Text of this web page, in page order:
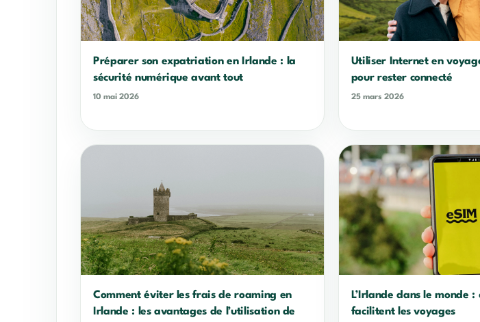
Préparer son expatriation en Irlande : la
sécurité numérique avant tout
10 mai 2026
Utiliser Internet en
pour rester connecté
25 mars 2026
Comment éviter les frais de roaming en
Irlande : les avantages de l’utilisation de
L’Irlande dans le monde :
facilitent les voyages